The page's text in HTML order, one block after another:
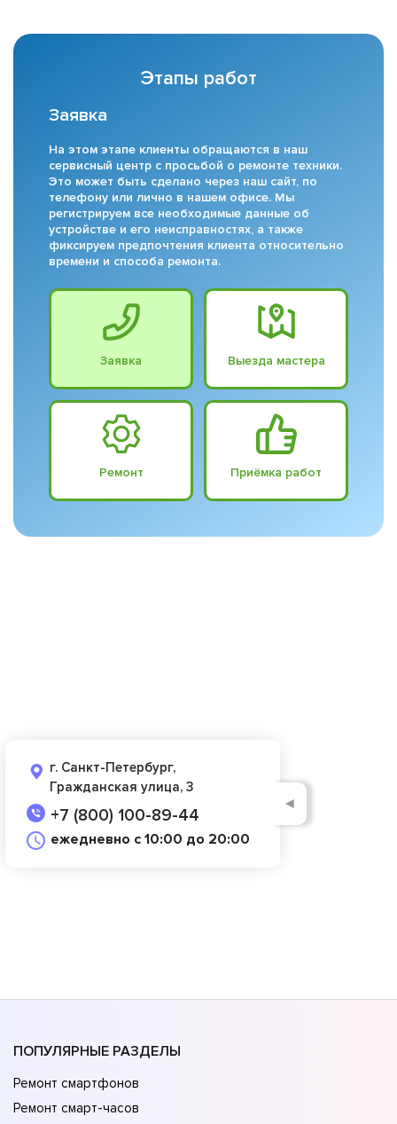
Этапы работ
Заявка
На этом этапе клиенты обращаются в наш
сервисный центр с просьбой о ремонте техники.
Это может быть сделано через наш сайт, по
телефону или лично в нашем офисе. Мы
регистрируем все необходимые данные об
устройстве и его неисправностях, а также
фиксируем предпочтения клиента относительно
времени и способа ремонта.
Заявка Выезда мастера
Ремонт Приёмка работ
г. Санкт-Петербург,
Гражданская улица, 3
+7 (800) 100-89-44
ежедневно с 10:00 до 20:00
◄
ПОПУЛЯРНЫЕ РАЗДЕЛЫ
Ремонт смартфонов
Ремонт смарт-часов